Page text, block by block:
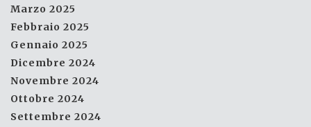
Marzo 2025
Febbraio 2025
Gennaio 2025
Dicembre 2024
Novembre 2024
Ottobre 2024
Settembre 2024